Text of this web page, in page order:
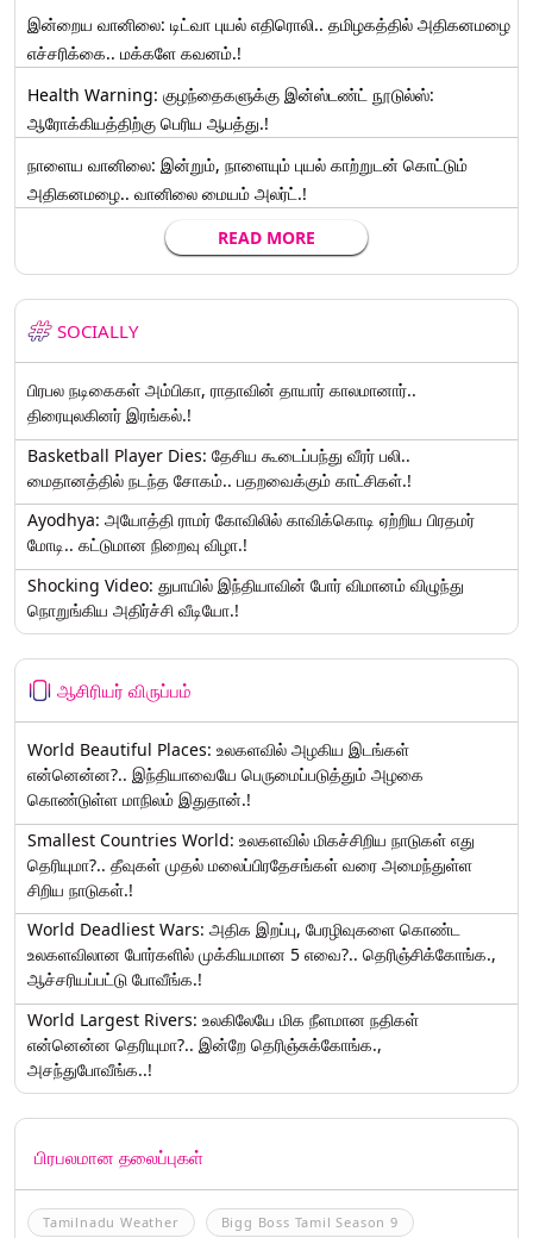
இன்றைய வானிலை: டிட்வா புயல் எதிரொலி.. தமிழகத்தில் அதிகனமழை
எச்சரிக்கை.. மக்களே கவனம்.!
Health Warning: குழந்தைகளுக்கு இன்ஸ்டண்ட் நூடுல்ஸ்:
ஆரோக்கியத்திற்கு பெரிய ஆபத்து.!
நாளைய வானிலை: இன்றும், நாளையும் புயல் காற்றுடன் கொட்டும்
அதிகனமழை.. வானிலை மையம் அலர்ட்.!
READ MORE
SOCIALLY
பிரபல நடிகைகள் அம்பிகா, ராதாவின் தாயார் காலமானார்..
திரையுலகினர் இரங்கல்.!
Basketball Player Dies: தேசிய கூடைப்பந்து வீரர் பலி..
மைதானத்தில் நடந்த சோகம்.. பதறவைக்கும் காட்சிகள்.!
Ayodhya: அயோத்தி ராமர் கோவிலில் காவிக்கொடி ஏற்றிய பிரதமர்
மோடி.. கட்டுமான நிறைவு விழா.!
Shocking Video: துபாயில் இந்தியாவின் போர் விமானம் விழுந்து
நொறுங்கிய அதிர்ச்சி வீடியோ.!
ஆசிரியர் விருப்பம்
World Beautiful Places: உலகளவில் அழகிய இடங்கள்
என்னென்ன?.. இந்தியாவையே பெருமைப்படுத்தும் அழகை
கொண்டுள்ள மாநிலம் இதுதான்.!
Smallest Countries World: உலகளவில் மிகச்சிறிய நாடுகள் எது
தெரியுமா?.. தீவுகள் முதல் மலைப்பிரதேசங்கள் வரை அமைந்துள்ள
சிறிய நாடுகள்.!
World Deadliest Wars: அதிக இறப்பு, பேரழிவுகளை கொண்ட
உலகளவிலான போர்களில் முக்கியமான 5 எவை?.. தெரிஞ்சிக்கோங்க.,
ஆச்சரியப்பட்டு போவீங்க.!
World Largest Rivers: உலகிலேயே மிக நீளமான நதிகள்
என்னென்ன தெரியுமா?.. இன்றே தெரிஞ்சுக்கோங்க.,
அசந்துபோவீங்க..!
பிரபலமான தலைப்புகள்
Tamilnadu Weather Bigg Boss Tamil Season 9